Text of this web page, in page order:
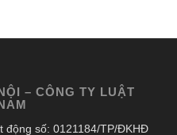
– CÔNG TY LUẬT
động số: 0121184/TP/ĐKHĐ